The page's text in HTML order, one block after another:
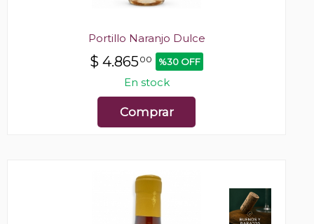
Portillo Naranjo Dulce
$ 4.86500 %30 OFF
En stock
Comprar